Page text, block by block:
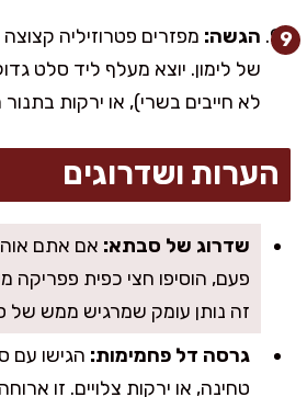
הגשה: מפזרים פטרוזיליה קצוצה
של לימון. יוצא מעלף ליד סלט
לא חייבים בשרי), או ירקות
הערות ושדרוגים
שדרוג של סבתא: אם אתם
פעם, הוסיפו חצי כפית פפריקה
זה נותן עומק שמרגיש ממש של
גרסה דל פחמימות: הגישו עם
טחינה, או ירקות צלויים. זו